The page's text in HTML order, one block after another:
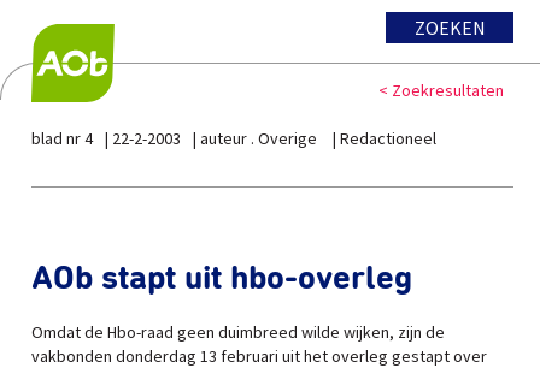
ZOEKEN
< Zoekresultaten
blad nr 4 22-2-2003 auteur . Overige Redactioneel
AOb stapt uit hbo-overleg
Omdat de Hbo-raad geen duimbreed wilde wijken, zijn de
vakbonden donderdag 13 februari uit het overleg gestapt over